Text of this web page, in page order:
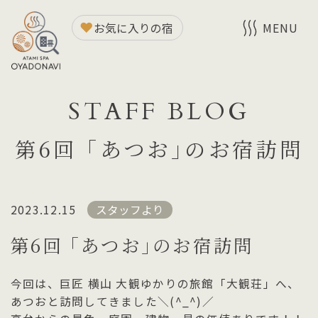
STAFF BLOG
第6回 ｢あつお｣のお宿訪問
お気に入りの宿 MENU
2023.12.15 スタッフより
第6回 ｢あつお｣のお宿訪問
今回は、巨匠 横山 大観ゆかりの旅館「大観荘」へ、
あつおと訪問してきました＼(^_^)／